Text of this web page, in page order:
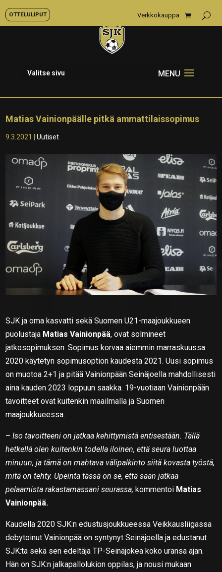
OTTELULIPUT Verkkokauppa
Valitse sivu
Matias Vainionpäälle pitkä ammattilaissopimus
9.3.2021 |Uutiset
SJK ja oma kasvatti sekä Suomen U21-maajoukkueen
puolustaja Matias Vainionpää, ovat solmineet
jatkosopimuksen. Sopimus korvaa aiemmin marraskuussa
2020 käytetyn sopimusoption kaudesta 2021. Uusi sopimus
on muotoa 2+1 ja pitää Vainionpään Seinäjoella mahdollisesti
aina kauden 2023 loppuun saakka. 19-vuotiaan Vainionpään
tavoitteet ovat kuitenkin maailmalla ja Suomen
maajoukkueessa.
–Iso tavoitteeni on jatkaa kehittymistä entisestään. Tällä
hetkellä olen kuitenkin todella iloinen, että seura luottaa
minuun, ja tämä on mahtava välipalkinto siitä kovasta työstä,
mitä on tehty. Upeinta tässä on se, että saan jatkaa
pelaamista rakastamassani seurassa, kommentoi Matias
Vainionpää.
Kaudella 2020 SJK:n edustusjoukkueessa Veikkausliigassa
debytoinut Vainionpää on syntynyt Seinäjoella ja edustanut
SJK:ta sekä sen edeltäjä TP-Seinäjokea koko uransa ajan.
Hän on SJK:n jalkapallolukion oppilas, ja nousi mukaan